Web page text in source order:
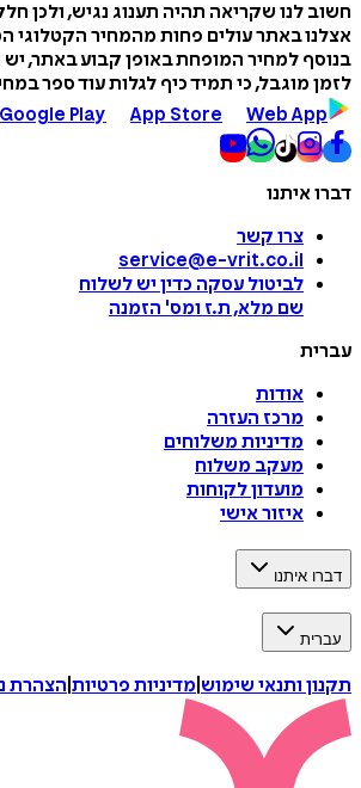
חשוב לנו שקריאה תהיה תענוג נגיש, ולכן
אצלנו באתר עולים פחות מהמחיר הקטלוגי
בנוסף למחיר המופחת באופן קבוע באתר, יש
לזמן מוגבל, כי תמיד כיף לגלות עוד ספר
Google Play
App Store Web App
דברו איתנו
צרו קשר
service@e-vrit.co.il
לביטול עסקה כדין יש לשלוח
שם מלא, ת.ז ומס' הזמנה
עברית
אודות
מרכז העזרה
מדיניות משלוחים
מעקב משלוח
מועדון לקוחות
איזור אישי
דברו איתנו
עברית
תקנון ותנאי שימוש מדיניות פרטיות הצהרת